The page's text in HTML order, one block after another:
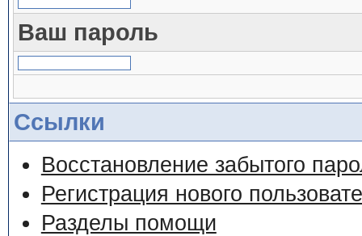
Ваш пароль
Ссылки
Восстановление забытого
Регистрация нового
Разделы помощи